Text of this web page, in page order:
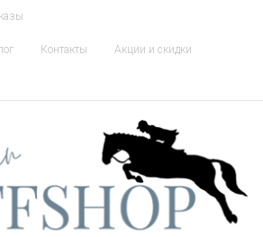
Контакты Акции и скидки